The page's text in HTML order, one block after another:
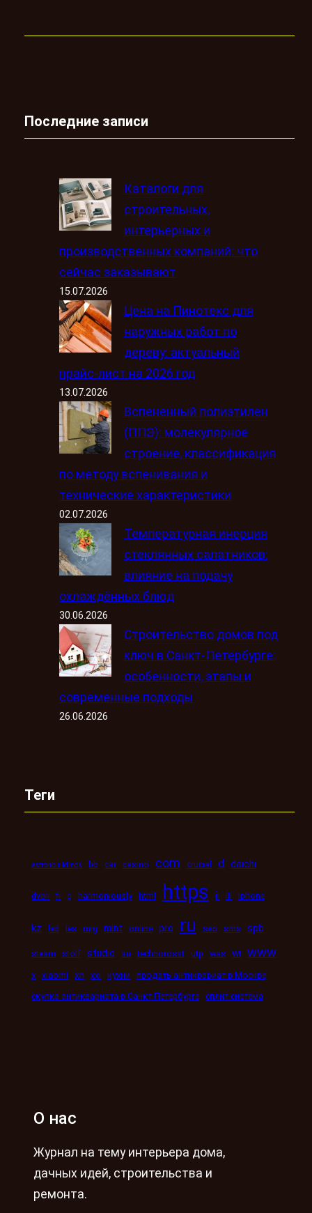
Последние записи
Каталоги для
строительных,
интерьерных и
производственных компаний: что
сейчас заказывают
15.07.2026
Цена на Пинотекс для
наружных работ по
дереву: актуальный
прайс-лист на 2026 год
13.07.2026
Вспененный полиэтилен
(ППЭ): молекулярное
строение, классификация
по методу вспенивания и
технические характеристики
02.07.2026
Температурная инерция
стеклянных салатников:
влияние на подачу
охлаждённых блюд
30.06.2026
Строительство домов под
ключ в Санкт-Петербурге:
особенности, этапы и
современные подходы
26.06.2026
Теги
astronbuildings bb car casino com crucial d daichi
dveri fi g harmoniously html https ii iii iphone
kz led les mig mint online pro ru seo sms spb
steam stolf studio su technorosst utp was wi www
x xiaomi xn xxi кухни
продать антиквариат в Москве
скупка антиквариата в Санкт-Петербурге сплит-система
О нас
Журнал на тему интерьера дома,
дачных идей, строительства и
ремонта.